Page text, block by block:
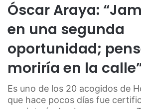
Óscar Araya:
en una segunda
oportunidad;
moriría en la
Es uno de los 20 acogidos de
que hace pocos días fue